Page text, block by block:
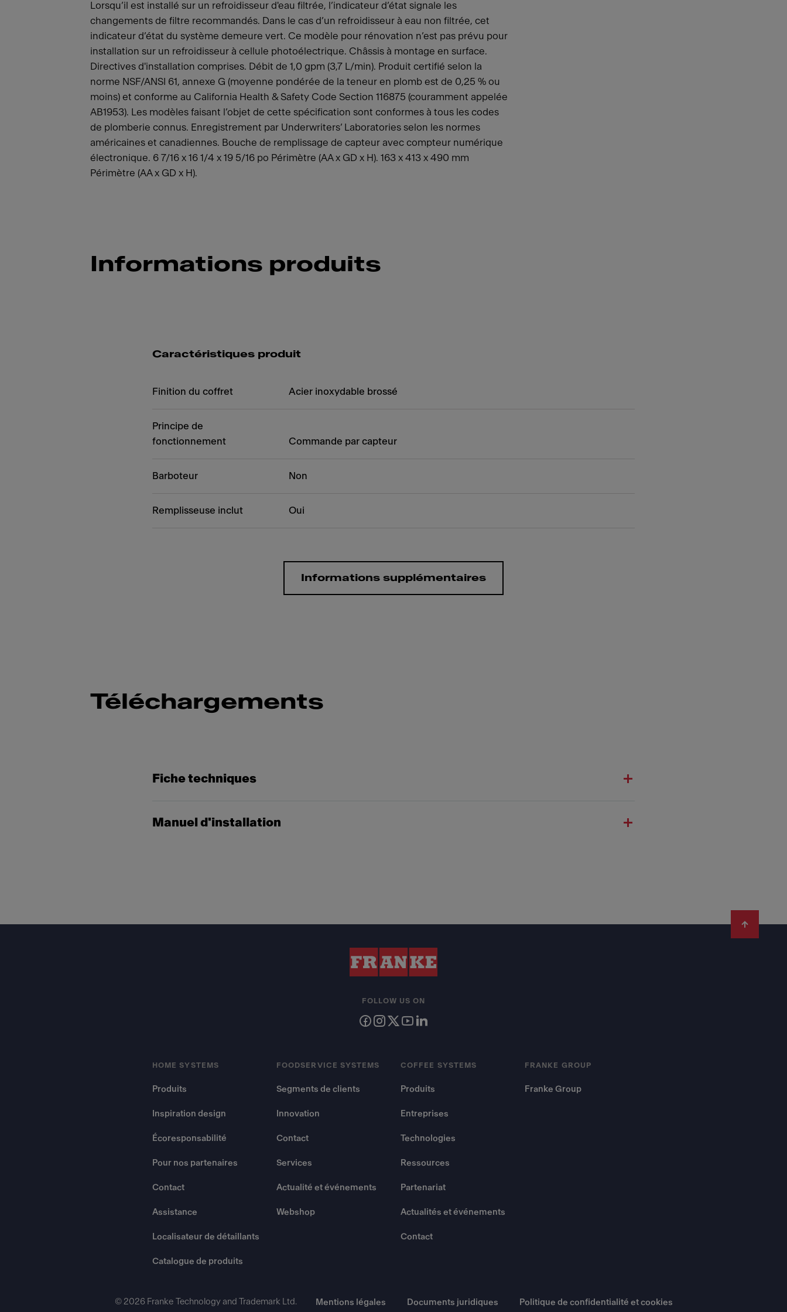
Lorsqu’il est installé sur un refroidisseur d'eau filtrée, l’indicateur d’état signale les
changements de filtre recommandés. Dans le cas d’un refroidisseur à eau non filtrée, cet
indicateur d’état du système demeure vert. Ce modèle pour rénovation n’est pas prévu pour
installation sur un refroidisseur à cellule photoélectrique. Châssis à montage en surface.
Directives d'installation comprises. Débit de 1,0 gpm (3,7 L/min). Produit certifié selon la
norme NSF/ANSI 61, annexe G (moyenne pondérée de la teneur en plomb est de 0,25 % ou
moins) et conforme au California Health & Safety Code Section 116875 (couramment appelée
AB1953). Les modèles faisant l’objet de cette spécification sont conformes à tous les codes
de plomberie connus. Enregistrement par Underwriters’ Laboratories selon les normes
américaines et canadiennes. Bouche de remplissage de capteur avec compteur numérique
électronique. 6 7/16 x 16 1/4 x 19 5/16 po Périmètre (AA x GD x H). 163 x 413 x 490 mm
Périmètre (AA x GD x H).
Informations produits
Caractéristiques produit
Finition du coffret Acier inoxydable brossé
Principe de
fonctionnement
Commande par capteur
Barboteur Non
Remplisseuse inclut Oui
Informations supplémentaires
Téléchargements
Fiche techniques
Manuel d'installation
HOME SYSTEMS
Produits
Inspiration design
Écoresponsabilité
Pour nos partenaires
Contact
Assistance
Localisateur de détaillants
Catalogue de produits
FOODSERVICE SYSTEMS
Segments de clients
Innovation
Contact
Services
Actualité et événements
Webshop
COFFEE SYSTEMS
Produits
Entreprises
Technologies
Ressources
Partenariat
Actualités et événements
Contact
FRANKE GROUP
Franke Group
FOLLOW US ON
© 2026 Franke Technology and Trademark Ltd. Mentions légales Documents juridiques Politique de confidentialité et cookies